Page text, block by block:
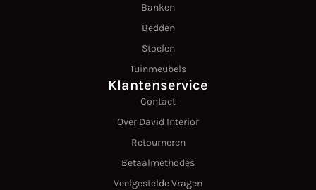
Banken
Bedden
Stoelen
Tuinmeubels
Klantenservice
Contact
Over David Interior
Retourneren
Betaalmethodes
Veelgestelde Vragen